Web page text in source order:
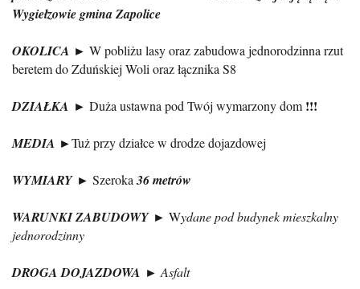
Wygiełzowie gmina Zapolice
OKOLICA ► W pobliżu lasy oraz zabudowa jednorodzinna rzut
beretem do Zduńskiej Woli oraz łącznika S8
DZIAŁKA ► Duża ustawna pod Twój wymarzony dom !!!
MEDIA ►Tuż przy działce w drodze dojazdowej
WYMIARY► Szeroka36 metrów
WARUNKI ZABUDOWY► Wydane pod budynek mieszkalny
jednorodzinny
DROGA DOJAZDOWA ► Asfalt